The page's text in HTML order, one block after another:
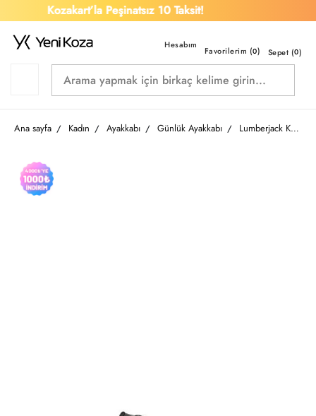
Kozakart’la Peşinatsız 10 Taksit!
Favorilerim (0) Sepet (0)
Ana sayfa Kadın Ayakkabı Günlük Ayakkabı Lumberjack Kadın Spor Ayakkabı A102159294 TINA 6FX